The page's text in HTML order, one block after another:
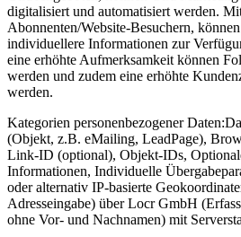
digitalisiert und automatisiert werden.
Abonnenten/Website-Besuchern,
individuellere Informationen zur
eine erhöhte Aufmerksamkeit können
werden und zudem eine erhöhte
werden.
Kategorien personenbezogener Daten:
(Objekt, z.B. eMailing, LeadPage),
Link-ID (optional), Objekt-IDs,
Informationen, Individuelle
oder alternativ IP-basierte
Adresseingabe) über Locr GmbH
ohne Vor- und Nachnamen) mit